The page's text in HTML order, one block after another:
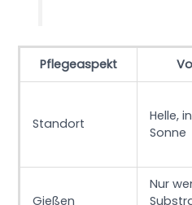
Pflegeaspekt
Standort
Helle,
Sonne
Gießen
Nur